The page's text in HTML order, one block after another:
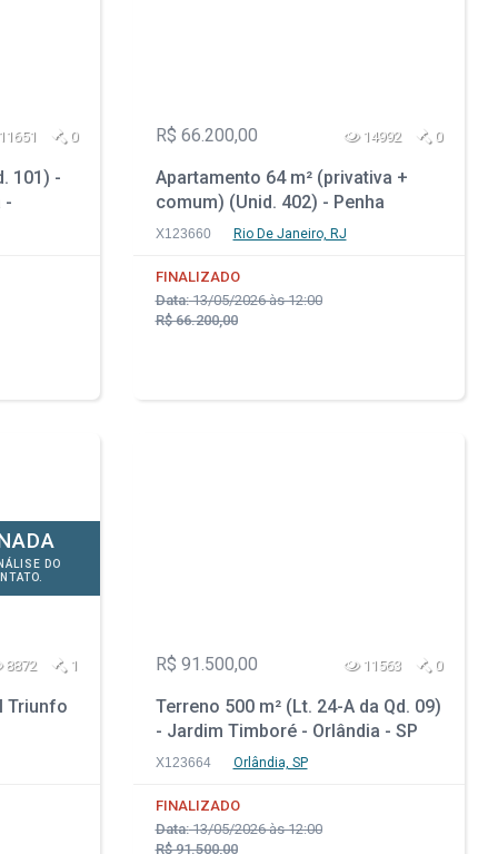
0
101) -
-
R$ 66.200,00 14992 0
Apartamento 64 m² (privativa +
comum) (Unid. 402) - Penha
Circular - Rio de Janeiro - RJ
X123660 Rio De Janeiro, RJ
FINALIZADO
Data:13/05/2026 às 12:00
R$ 66.200,00
DO
8872 1
Triunfo
R$ 91.500,00 11563 0
Terreno 500 m² (Lt. 24-A da Qd. 09)
- Jardim Timboré - Orlândia - SP
X123664 Orlândia, SP
FINALIZADO
Data:13/05/2026 às 12:00
R$ 91.500,00